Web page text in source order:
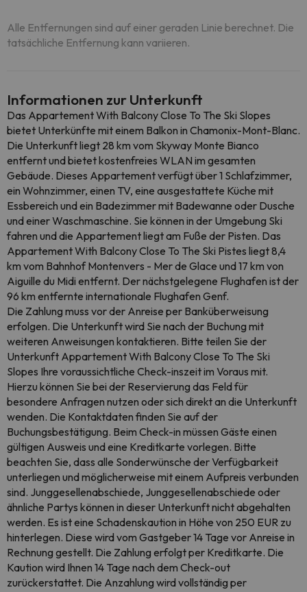
Alle Entfernungen sind auf einer geraden Linie berechnet. Die
tatsächliche Entfernung kann variieren.
Informationen zur Unterkunft
Das Appartement With Balcony Close To The Ski Slopes
bietet Unterkünfte mit einem Balkon in Chamonix-Mont-Blanc.
Die Unterkunft liegt 28 km vom Skyway Monte Bianco
entfernt und bietet kostenfreies WLAN im gesamten
Gebäude. Dieses Appartement verfügt über 1 Schlafzimmer,
ein Wohnzimmer, einen TV, eine ausgestattete Küche mit
Essbereich und ein Badezimmer mit Badewanne oder Dusche
und einer Waschmaschine. Sie können in der Umgebung Ski
fahren und die Appartement liegt am Fuße der Pisten. Das
Appartement With Balcony Close To The Ski Pistes liegt 8,4
km vom Bahnhof Montenvers - Mer de Glace und 17 km von
Aiguille du Midi entfernt. Der nächstgelegene Flughafen ist der
96 km entfernte internationale Flughafen Genf.
Die Zahlung muss vor der Anreise per Banküberweisung
erfolgen. Die Unterkunft wird Sie nach der Buchung mit
weiteren Anweisungen kontaktieren. Bitte teilen Sie der
Unterkunft Appartement With Balcony Close To The Ski
Slopes Ihre voraussichtliche Check-inszeit im Voraus mit.
Hierzu können Sie bei der Reservierung das Feld für
besondere Anfragen nutzen oder sich direkt an die Unterkunft
wenden. Die Kontaktdaten finden Sie auf der
Buchungsbestätigung. Beim Check-in müssen Gäste einen
gültigen Ausweis und eine Kreditkarte vorlegen. Bitte
beachten Sie, dass alle Sonderwünsche der Verfügbarkeit
unterliegen und möglicherweise mit einem Aufpreis verbunden
sind. Junggesellenabschiede, Junggesellenabschiede oder
ähnliche Partys können in dieser Unterkunft nicht abgehalten
werden. Es ist eine Schadenskaution in Höhe von 250 EUR zu
hinterlegen. Diese wird vom Gastgeber 14 Tage vor Anreise in
Rechnung gestellt. Die Zahlung erfolgt per Kreditkarte. Die
Kaution wird Ihnen 14 Tage nach dem Check-out
zurückerstattet. Die Anzahlung wird vollständig per